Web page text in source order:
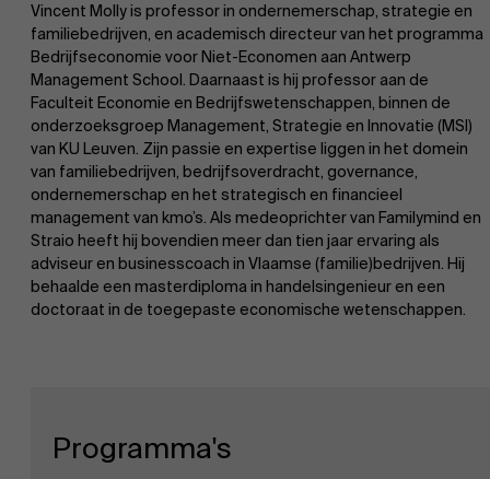
Vincent Molly is professor in ondernemerschap, strategie en
familiebedrijven, en academisch directeur van het programma
Bedrijfseconomie voor Niet-Economen aan Antwerp
Management School. Daarnaast is hij professor aan de
Faculteit Economie en Bedrijfswetenschappen, binnen de
onderzoeksgroep Management, Strategie en Innovatie (MSI)
van KU Leuven. Zijn passie en expertise liggen in het domein
van familiebedrijven, bedrijfsoverdracht, governance,
ondernemerschap en het strategisch en financieel
management van kmo’s. Als medeoprichter van Familymind en
Straio heeft hij bovendien meer dan tien jaar ervaring als
adviseur en businesscoach in Vlaamse (familie)bedrijven. Hij
behaalde een masterdiploma in handelsingenieur en een
doctoraat in de toegepaste economische wetenschappen.
Programma's